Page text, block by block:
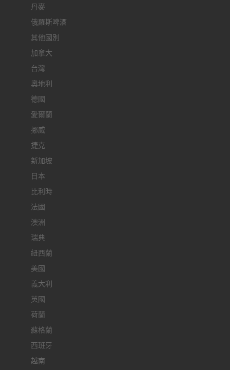
丹麥
俄羅斯啤酒
其他國別
加拿大
台灣
奧地利
德國
愛爾蘭
挪威
捷克
新加坡
日本
比利時
法國
澳洲
瑞典
紐西蘭
美國
義大利
英國
荷蘭
蘇格蘭
西班牙
越南